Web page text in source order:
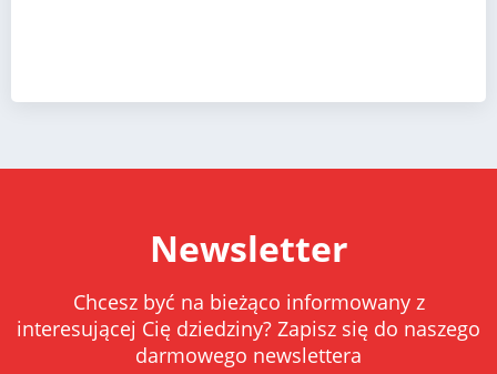
Newsletter
Chcesz być na bieżąco informowany z
interesującej Cię dziedziny? Zapisz się do naszego
darmowego newslettera